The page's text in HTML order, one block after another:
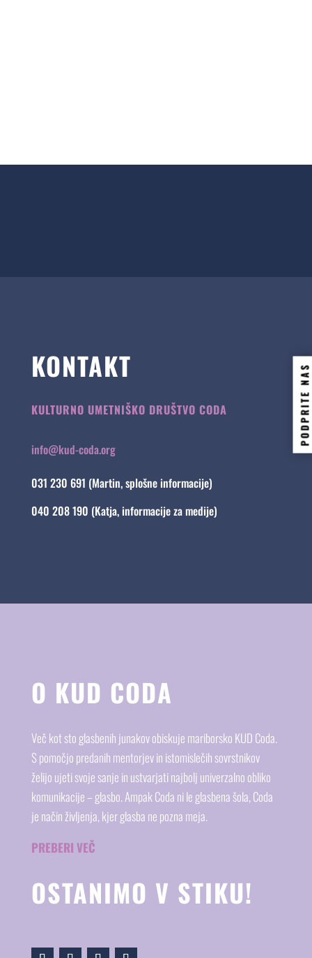
KONTAKT
KULTURNO UMETNIŠKO DRUŠTVO CODA
info@kud-coda.org
031 230 691 (Martin, splošne informacije)
040 208 190 (Katja, informacije za medije)
O KUD CODA
Več kot sto glasbenih junakov obiskuje mariborsko KUD Coda.
S pomočjo predanih mentorjev in istomislečih sovrstnikov
želijo ujeti svoje sanje in ustvarjati najbolj univerzalno obliko
komunikacije – glasbo. Ampak Coda ni le glasbena šola, Coda
je način življenja, kjer glasba ne pozna meja.
PREBERI VEČ
OSTANIMO V STIKU!
PODPRITE NAS